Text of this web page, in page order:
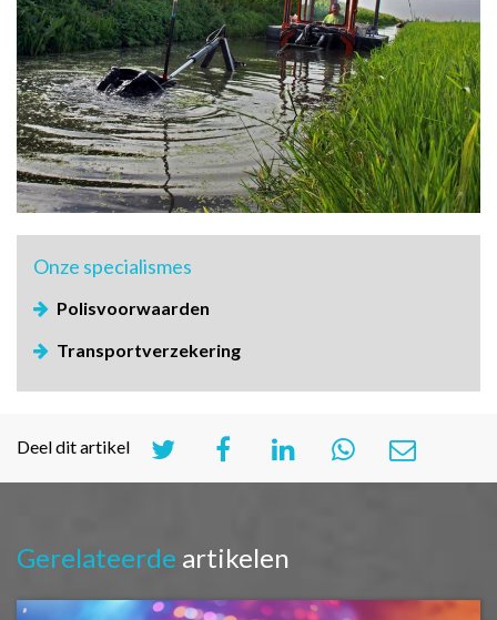
Onze specialismes
Polisvoorwaarden
Transportverzekering
Deel dit artikel
Gerelateerde artikelen